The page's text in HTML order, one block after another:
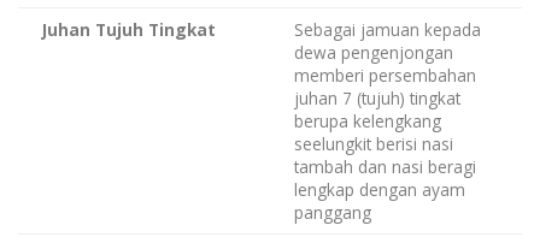
Juhan Tujuh Tingkat
Sebagai jamuan kepada
dewa pengenjongan
memberi persembahan
juhan 7 (tujuh) tingkat
berupa kelengkang
seelungkit berisi nasi
tambah dan nasi beragi
lengkap dengan ayam
panggang